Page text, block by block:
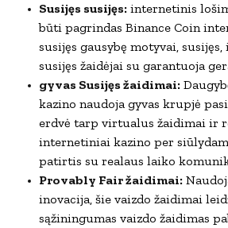
Susijęs susijęs: internetinis
būti pagrindas Binance Coin
susijęs gausybę motyvai,
susijęs žaidėjai su garantuoja
gyvas Susijęs žaidimai:
kazino naudoja gyvas krupjė
erdvė tarp virtualus žaidimai ir
internetiniai kazino per
patirtis su realaus laiko
Provably Fair žaidimai:
inovacija, šie vaizdo žaidimai
sąžiningumas vaizdo žaidimas